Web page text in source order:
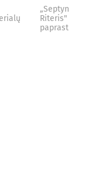
„Septynių
Riteris" – kai
paprastumas